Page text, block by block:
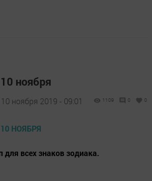
ноября
10 ноября 2019 - 09:01 1109 0 0
для всех знаков зодиака.